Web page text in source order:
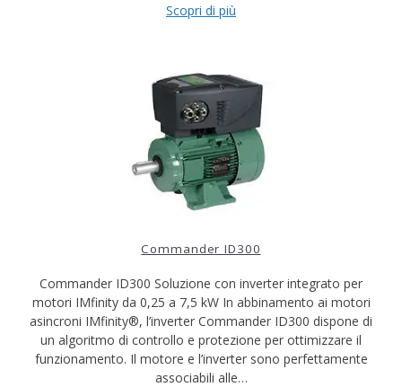
Scopri di più
Commander ID300
Commander ID300 Soluzione con inverter integrato per
motori IMfinity da 0,25 a 7,5 kW In abbinamento ai motori
asincroni IMfinity®, l’inverter Commander ID300 dispone di
un algoritmo di controllo e protezione per ottimizzare il
funzionamento. Il motore e l’inverter sono perfettamente
associabili alle…